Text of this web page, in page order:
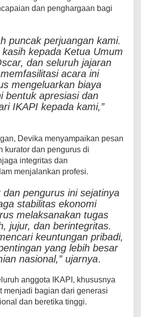
dan penghargaan bagi
puncak perjuangan kami.
kepada Ketua Umum
dan seluruh jajaran
acara ini
mengeluarkan biaya
bentuk apresiasi dan
IKAPI kepada kami,”
Devika menyampaikan pesan
kurator dan pengurus di
integritas dan
menjalankan profesi.
dan pengurus ini sejatinya
stabilitas ekonomi
melaksanakan tugas
jujur, dan berintegritas.
keuntungan pribadi,
yang lebih besar
nasional,” ujarnya.
anggota IKAPI, khususnya
menjadi bagian dari generasi
dan beretika tinggi.